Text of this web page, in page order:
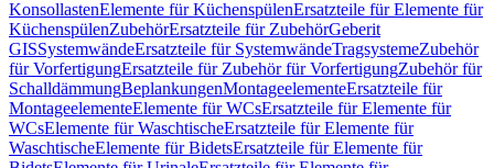
KonsollastenElemente für KüchenspülenErsatzteile für Elemente für
KüchenspülenZubehörErsatzteile für ZubehörGeberit
GISSystemwändeErsatzteile für SystemwändeTragsystemeZubehör
für VorfertigungErsatzteile für Zubehör für VorfertigungZubehör für
SchalldämmungBeplankungenMontageelementeErsatzteile für
MontageelementeElemente für WCsErsatzteile für Elemente für
WCsElemente für WaschtischeErsatzteile für Elemente für
WaschtischeElemente für BidetsErsatzteile für Elemente für